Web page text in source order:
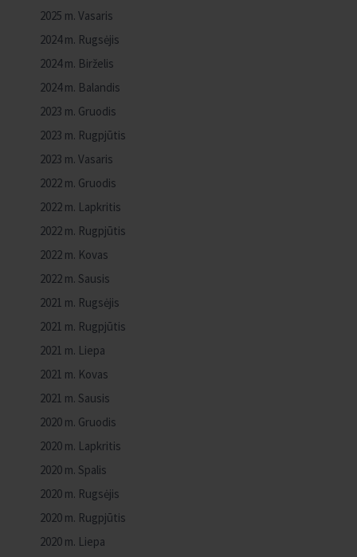
2025 m. Vasaris
2024 m. Rugsėjis
2024 m. Birželis
2024 m. Balandis
2023 m. Gruodis
2023 m. Rugpjūtis
2023 m. Vasaris
2022 m. Gruodis
2022 m. Lapkritis
2022 m. Rugpjūtis
2022 m. Kovas
2022 m. Sausis
2021 m. Rugsėjis
2021 m. Rugpjūtis
2021 m. Liepa
2021 m. Kovas
2021 m. Sausis
2020 m. Gruodis
2020 m. Lapkritis
2020 m. Spalis
2020 m. Rugsėjis
2020 m. Rugpjūtis
2020 m. Liepa